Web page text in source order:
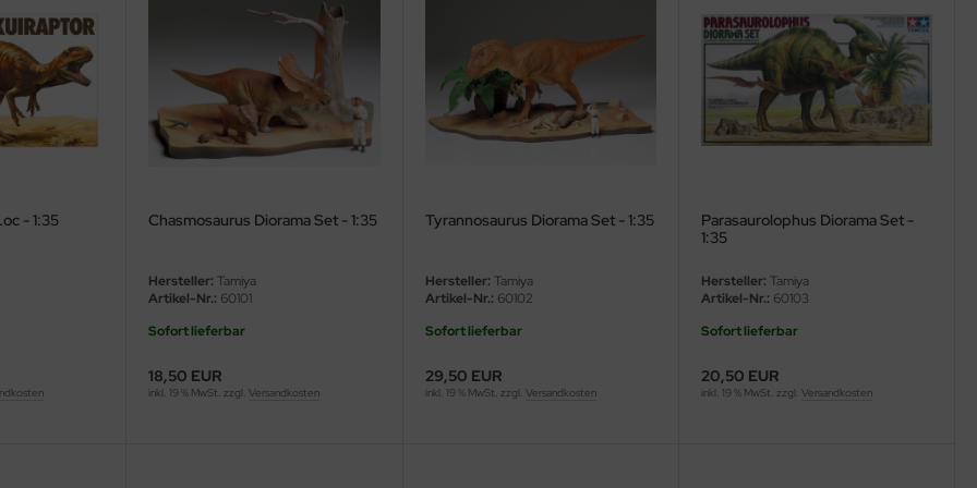
- 1:35 Chasmosaurus Diorama Set - 1:35
Hersteller: Tamiya
Artikel-Nr.: 60101
Sofort lieferbar
18,50 EUR
inkl. 19 % MwSt. zzgl.Versandkosten
Tyrannosaurus Diorama Set - 1:35
Hersteller: Tamiya
Artikel-Nr.: 60102
Sofort lieferbar
29,50 EUR
inkl. 19 % MwSt. zzgl. Versandkosten
Parasaurolophus Diorama Set -
1:35
Hersteller: Tamiya
Artikel-Nr.: 60103
Sofort lieferbar
20,50 EUR
inkl. 19 % MwSt. zzgl. Versandkosten